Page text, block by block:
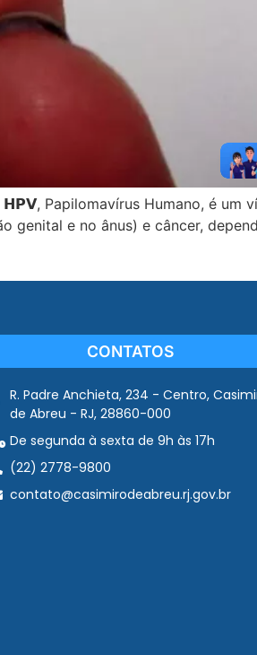
Papilomavírus Humano, é um
genital e no ânus) e câncer,
CONTATOS
R. Padre Anchieta, 234 - Centro,
de Abreu - RJ, 28860-000
De segunda à sexta de 9h às 17h
(22) 2778-9800
contato@casimirodeabreu.rj.gov.br